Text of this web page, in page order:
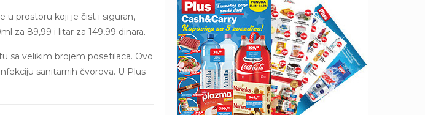
u prostoru koji je čist i siguran,
za 89,99 i litar za 149,99 dinara.
sa velikim brojem posetilaca. Ovo
sanitarnih čvorova. U Plus